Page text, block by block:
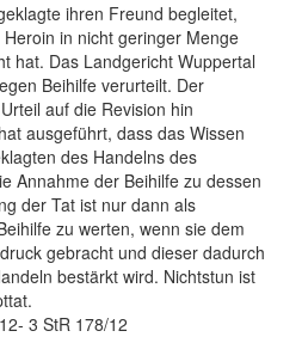
ihren Freund begleitet,
in nicht geringer Menge
hat. Das Landgericht Wuppertal
Beihilfe verurteilt. Der
auf die Revision hin
ausgeführt, dass das Wissen
des Handelns des
Annahme der Beihilfe zu dessen
der Tat ist nur dann als
zu werten, wenn sie dem
gebracht und dieser dadurch
bestärkt wird. Nichtstun ist
3 StR 178/12